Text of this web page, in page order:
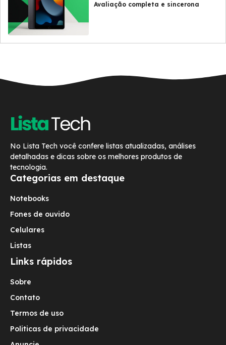
Avaliação completa e sincerona
No Lista Tech você confere listas atualizadas, análises
detalhadas e dicas sobre os melhores produtos de
tecnologia.
Categorias em destaque
Notebooks
Fones de ouvido
Celulares
Listas
Links rápidos
Sobre
Contato
Termos de uso
Politicas de privacidade